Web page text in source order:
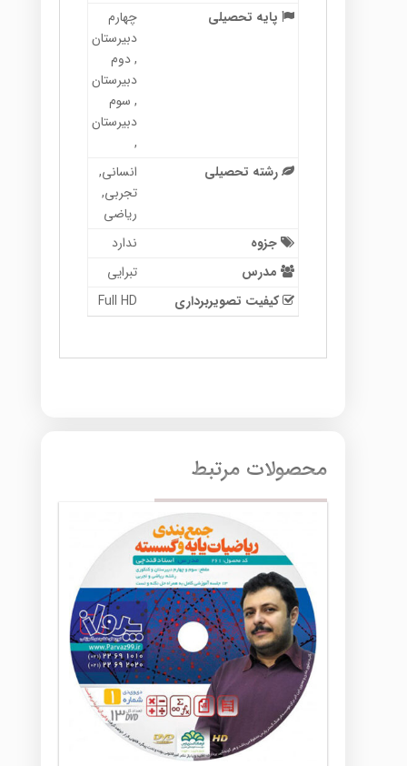
پایه تحصیلی
چهارم
دبیرستان
, دوم
دبیرستان
, سوم
دبیرستان
,
رشته تحصیلی
انسانی,
تجربی,
ریاضی
جزوه
ندارد
مدرس
تبرایی
کیفیت تصویربرداری
Full HD
محصولات مرتبط